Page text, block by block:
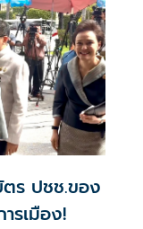
ร ปชช.ของ
รเมือง!